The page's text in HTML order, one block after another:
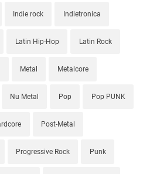
Indie rock Indietronica
Latin Hip-Hop Latin Rock
Metal Metalcore
Nu Metal Pop Pop PUNK
Post-Metal
Progressive Rock Punk